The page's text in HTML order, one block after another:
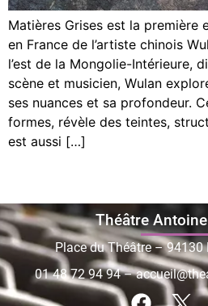
Matières Grises est la première
en France de l’artiste chinois
l’est de la Mongolie-Intérieure,
scène et musicien, Wulan
ses nuances et sa profondeur.
formes, révèle des teintes,
est aussi […]
Théâtre
Place du Théâtre – 94130
01 48 72 94 94–